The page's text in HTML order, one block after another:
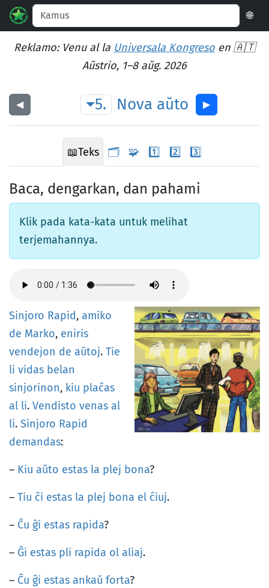
🌐
Reklamo: Venu al la Universala Kongreso en 🇦🇹
Aŭstrio, 1–8 aŭg. 2026
◀︎ 5. Nova aŭto ▶︎
📖Teks 🗂️ 🧩 1️⃣ 2️⃣ 3️⃣
Baca, dengarkan, dan pahami
Klik pada kata-kata untuk melihat
terjemahannya.
Sinjoro Rapid, amiko
de Marko, eniris
vendejon de aŭtoj. Tie
li vidas belan
sinjorinon, kiu plaĉas
al li. Vendisto venas al
li. Sinjoro Rapid
demandas:
– Kiu aŭto estas la plej bona?
– Tiu ĉi estas la plej bona el ĉiuj.
– Ĉu ĝi estas rapida?
– Ĝi estas pli rapida ol aliaj.
– Ĉu ĝi estas ankaŭ forta?